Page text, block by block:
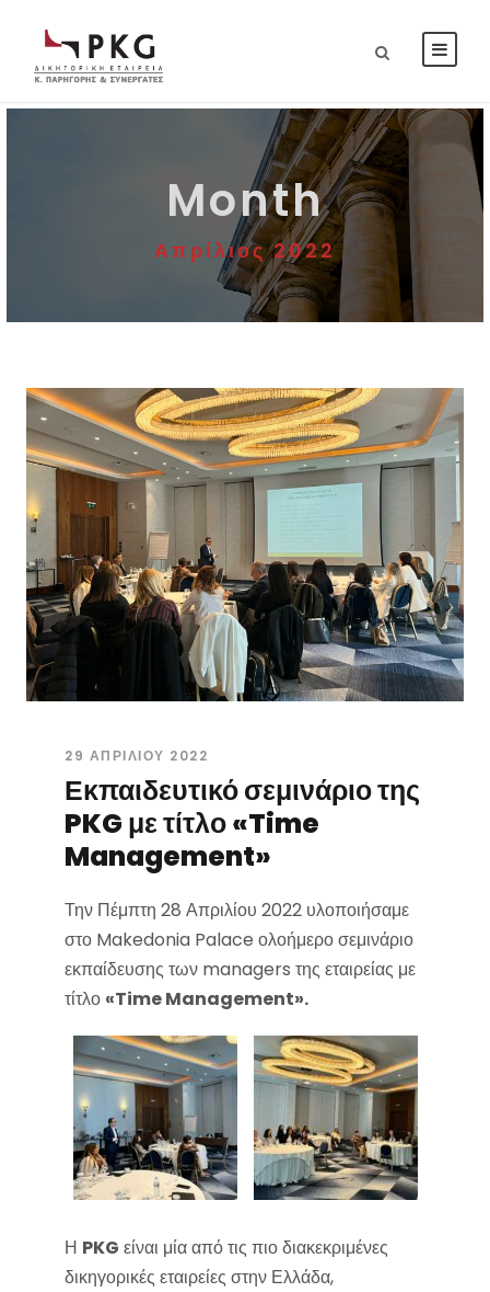
Month
Απρίλιος 2022
29 ΑΠΡΙΛΊΟΥ 2022
Εκπαιδευτικό σεμινάριο της
PKG με τίτλο «Time
Management»
Την Πέμπτη 28 Απριλίου 2022 υλοποιήσαμε
στο Makedonia Palace ολοήμερο σεμινάριο
εκπαίδευσης των managers της εταιρείας με
τίτλο «Time Management».
Η PKG είναι μία από τις πιο διακεκριμένες
δικηγορικές εταιρείες στην Ελλάδα,